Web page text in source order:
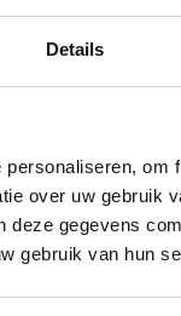
Details
over uw gebruik
gegevens
gebruik van hun
om klachten eerst
mogelijk om uw